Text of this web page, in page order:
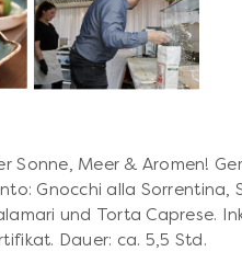
Sonne, Meer & Aromen!
Gnocchi alla Sorrentina,
und Torta Caprese.
Dauer: ca. 5,5 Std.